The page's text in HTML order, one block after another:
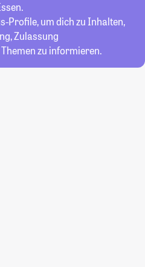
Profile, um dich zu Inhalten,
Zulassung
zu informieren.